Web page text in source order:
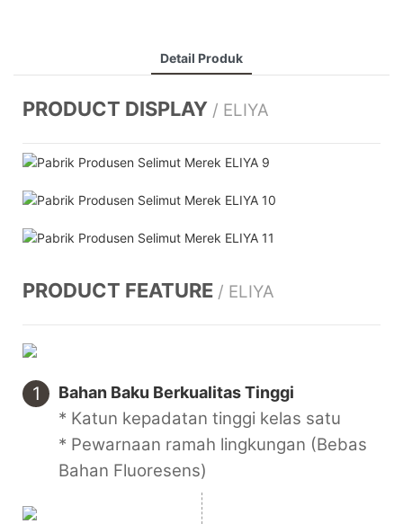
Detail Produk
PRODUCT DISPLAY / ELIYA
PRODUCT FEATURE / ELIYA
1 Bahan Baku Berkualitas Tinggi
* Katun kepadatan tinggi kelas satu
* Pewarnaan ramah lingkungan (Bebas
Bahan Fluoresens)